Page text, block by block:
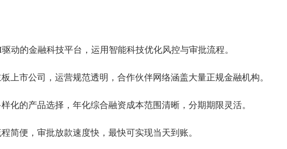
动的金融科技平台，运用智能科技优化风控与审批流程。
上市公司，运营规范透明，合作伙伴网络涵盖大量正规金融机构。
化的产品选择，年化综合融资成本范围清晰，分期期限灵活。
简便，审批放款速度快，最快可实现当天到账。